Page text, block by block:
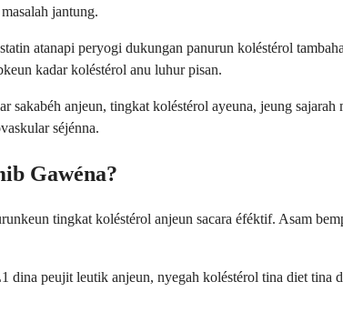
jantung.
atanapi peryogi dukungan panurun koléstérol
kadar koléstérol anu luhur pisan.
sakabéh anjeun, tingkat koléstérol ayeuna, jeung
séjénna.
Gawéna?
tingkat koléstérol anjeun sacara éféktif. Asam
dina peujit leutik anjeun, nyegah koléstérol tina diet